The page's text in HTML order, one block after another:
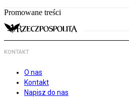
Promowane treści
KONTAKT
O nas
Kontakt
Napisz do nas